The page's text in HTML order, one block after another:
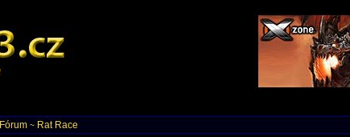
Fórum ~ Rat Race